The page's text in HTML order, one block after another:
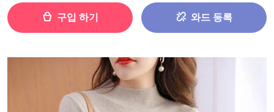
구입 하기 와드 등록